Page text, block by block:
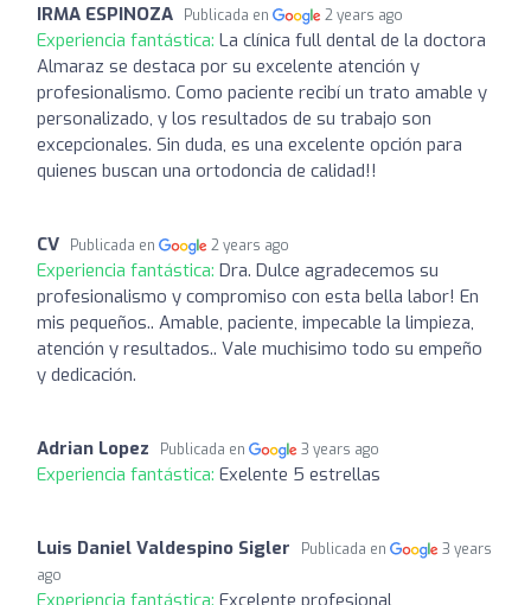
IRMA ESPINOZA Publicada en 2 years ago
Experiencia fantástica: La clínica full dental de la doctora
Almaraz se destaca por su excelente atención y
profesionalismo. Como paciente recibí un trato amable y
personalizado, y los resultados de su trabajo son
excepcionales. Sin duda, es una excelente opción para
quienes buscan una ortodoncia de calidad!!
CV Publicada en 2 years ago
Experiencia fantástica: Dra. Dulce agradecemos su
profesionalismo y compromiso con esta bella labor! En
mis pequeños.. Amable, paciente, impecable la limpieza,
atención y resultados.. Vale muchisimo todo su empeño
y dedicación.
Adrian Lopez Publicada en 3 years ago
Experiencia fantástica: Exelente 5 estrellas
Luis Daniel Valdespino Sigler Publicada en
3 years
ago
Experiencia fantástica: Excelente profesional